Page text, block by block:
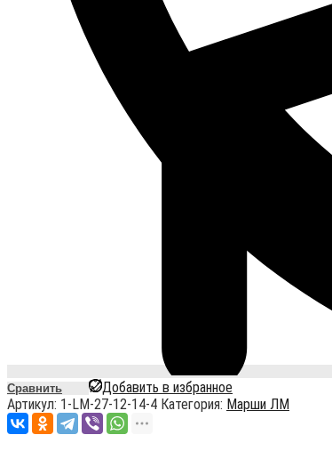
Сравнить
Добавить в избранное
Артикул: 1-LM-27-12-14-4 Категория: Марши ЛМ